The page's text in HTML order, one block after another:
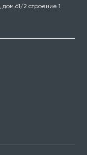
дом 61/2 строение 1